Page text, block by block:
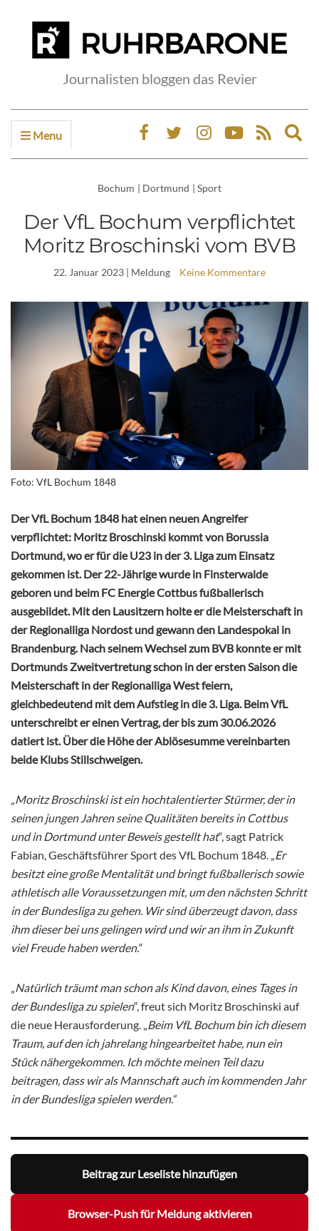
Journalisten bloggen das Revier
Menu
Bochum | Dortmund | Sport
Der VfL Bochum verpflichtet
Moritz Broschinski vom BVB
22. Januar 2023 | Meldung Keine Kommentare
Foto: VfL Bochum 1848
Der VfL Bochum 1848 hat einen neuen Angreifer
verpflichtet: Moritz Broschinski kommt von Borussia
Dortmund, wo er für die U23 in der 3. Liga zum Einsatz
gekommen ist. Der 22-Jährige wurde in Finsterwalde
geboren und beim FC Energie Cottbus fußballerisch
ausgebildet. Mit den Lausitzern holte er die Meisterschaft in
der Regionalliga Nordost und gewann den Landespokal in
Brandenburg. Nach seinem Wechsel zum BVB konnte er mit
Dortmunds Zweitvertretung schon in der ersten Saison die
Meisterschaft in der Regionalliga West feiern,
gleichbedeutend mit dem Aufstieg in die 3. Liga. Beim VfL
unterschreibt er einen Vertrag, der bis zum 30.06.2026
datiert ist. Über die Höhe der Ablösesumme vereinbarten
beide Klubs Stillschweigen.
„Moritz Broschinski ist ein hochtalentierter Stürmer, der in
seinen jungen Jahren seine Qualitäten bereits in Cottbus
und in Dortmund unter Beweis gestellt hat“, sagt Patrick
Fabian, Geschäftsführer Sport des VfL Bochum 1848. „
Er
besitzt eine große Mentalität und bringt fußballerisch sowie
athletisch alle Voraussetzungen mit, um den nächsten Schritt
in der Bundesliga zu gehen. Wir sind überzeugt davon, dass
ihm dieser bei uns gelingen wird und wir an ihm in Zukunft
viel Freude haben werden.“
Natürlich träumt man schon als Kind davon, eines Tages in
der Bundesliga zu spielen“, freut sich Moritz Broschinski auf
die neue Herausforderung. „
Beim VfL Bochum bin ich diesem
Traum, auf den ich jahrelang hingearbeitet habe, nun ein
Stück nähergekommen. Ich möchte meinen Teil dazu
beitragen, dass wir als Mannschaft auch im kommenden Jahr
in der Bundesliga spielen werden.“
Beitrag zur Leseliste hinzufügen
Browser-Push für Meldung aktivieren